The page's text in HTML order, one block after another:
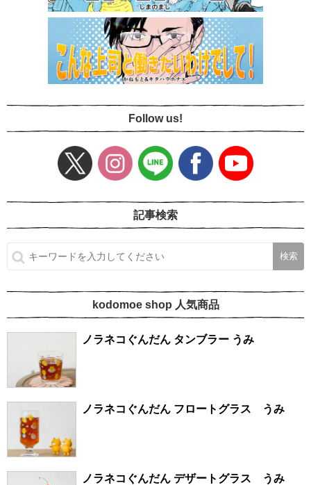
Follow us!
記事検索
kodomoe shop 人気商品
ノラネコぐんだん タンブラー うみ
ノラネコぐんだん フロートグラス うみ
ノラネコぐんだん デザートグラス うみ